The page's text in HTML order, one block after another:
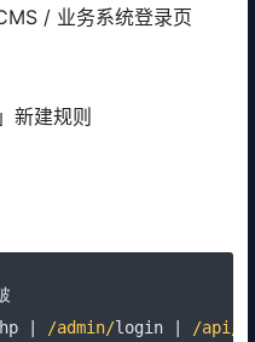
/ 业务系统登录页
」新建规则
/admin/login /api/